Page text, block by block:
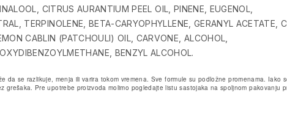
CITRUS AURANTIUM PEEL OIL, PINENE, EUGENOL,
TERPINOLENE, BETA-CARYOPHYLLENE, GERANYL ACETATE,
CABLIN (PATCHOULI) OIL, CARVONE, ALCOHOL,
BENZYL ALCOHOL.
se razlikuje, menja ili varira tokom vremena. Sve formule su podložne promenama. Iako
Pre upotrebe proizvoda molimo pogledajte listu sastojaka na spoljnom pakovanju